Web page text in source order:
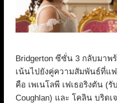
Bridgerton ซีซั่น 3 กลับมาพ
เน้นไปยังคู่ความสัมพันธ์ที่แ
คือ เพเนโลพี เฟเธอริงตัน (
Coughlan) และ โคลิน บริด